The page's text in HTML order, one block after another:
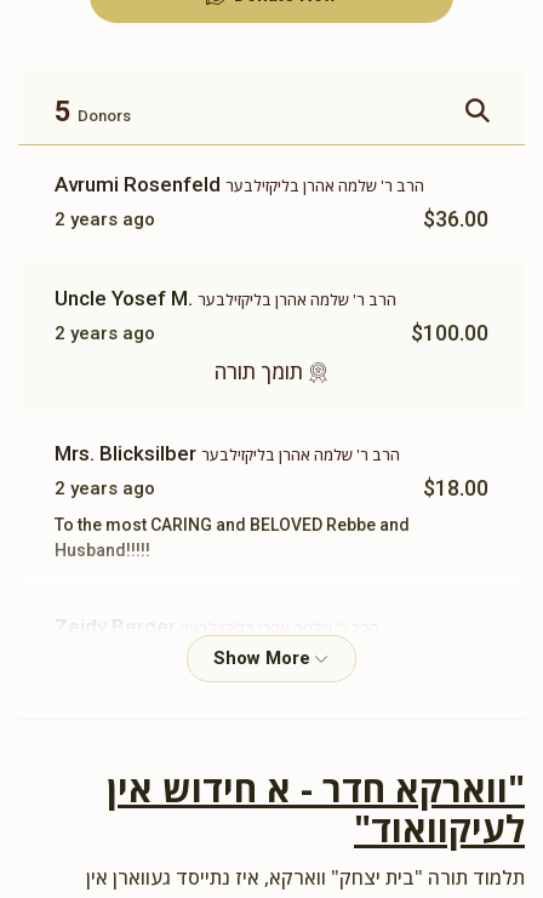
$180.00
5 Donors
Avrumi Rosenfeld הרב ר' שלמה אהרן בליקזילבער
2 years ago
$36.00
Uncle Yosef M. הרב ר' שלמה אהרן בליקזילבער
2 years ago
$100.00
תומך תורה
Mrs. Blicksilber הרב ר' שלמה אהרן בליקזילבער
2 years ago
$18.00
To the most CARING and BELOVED Rebbe and
Husband!!!!!
Zeidy Berger
2 years ago
$18.00
לכבוד המלמד החשוב המסור בלב ונפש למען הצלחת
התלמידים
"ווארקא חדר - א חידוש אין
לעיקוואוד"
תלמוד תורה "בית יצחק" ווארקא, איז נתייסד געווארן אין